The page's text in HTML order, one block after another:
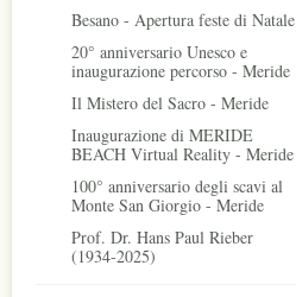
Besano - Apertura feste di Natale
20° anniversario Unesco e
inaugurazione percorso - Meride
Il Mistero del Sacro - Meride
Inaugurazione di MERIDE
BEACH Virtual Reality - Meride
100° anniversario degli scavi al
Monte San Giorgio - Meride
Prof. Dr. Hans Paul Rieber
(1934-2025)